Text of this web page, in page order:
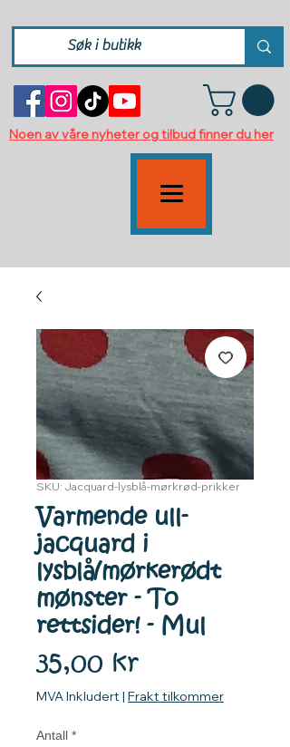
Noen av våre nyheter og tilbud finner du her
SKU: Jacquard-lysblå-mørkrød-prikker
Varmende ull-
jacquard i
lysblå/mørkerødt
mønster - To
rettsider! - Mul
35,00 krPris
MVA Inkludert | Frakt tilkommer
Antall *